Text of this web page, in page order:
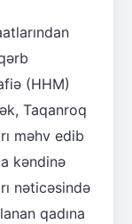
(HHM)
Taqanroq
məhv edib
kəndinə
nəticəsində
qadına